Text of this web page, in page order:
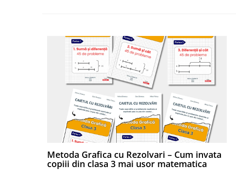
Metoda Grafica cu Rezolvari – Cum invata
copiii din clasa 3 mai usor matematica